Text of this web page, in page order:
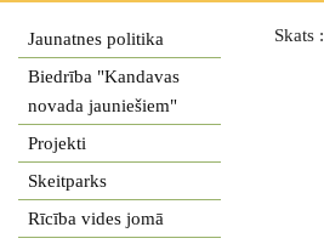
Jaunatnes politika
Biedrība "Kandavas
novada jauniešiem"
Projekti
Skeitparks
Rīcība vides jomā
Skats :